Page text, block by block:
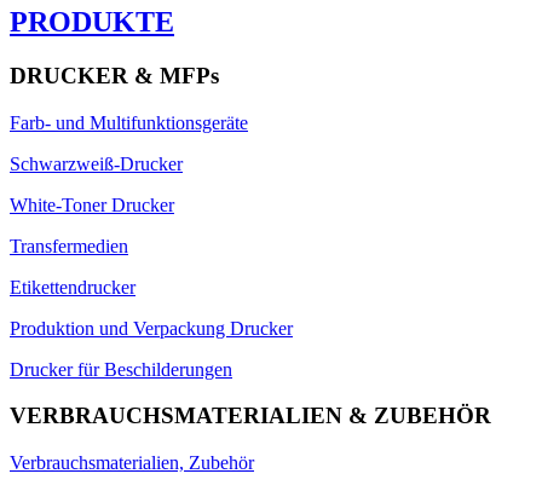
PRODUKTE
DRUCKER & MFPs
Farb- und Multifunktionsgeräte
Schwarzweiß-Drucker
White-Toner Drucker
Transfermedien
Etikettendrucker
Produktion und Verpackung Drucker
Drucker für Beschilderungen
VERBRAUCHSMATERIALIEN & ZUBEHÖR
Verbrauchsmaterialien, Zubehör